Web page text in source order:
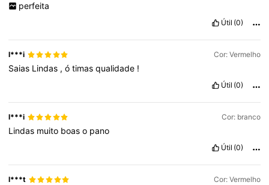
perfeita
Útil (0)
l***i Cor: Vermelho
Saias Lindas ,ótimasqualidade !
Útil (0)
l***i Cor: branco
Lindas muito boaso pano
Útil (0)
l***t Cor: Vermelho